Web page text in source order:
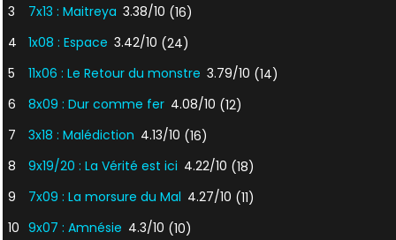
3
7x13 : Maitreya 3.38/10 (16)
4
1x08 : Espace 3.42/10 (24)
5
11x06 : Le Retour du monstre 3.79/10 (14)
6
8x09 : Dur comme fer 4.08/10 (12)
7
3x18 : Malédiction 4.13/10 (16)
8
9x19/20 : La Vérité est ici 4.22/10 (18)
9
7x09 : La morsure du Mal 4.27/10 (11)
10 9x07 : Amnésie 4.3/10 (10)